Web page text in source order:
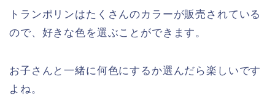
トランポリンはたくさんのカラーが販売されている
ので、好きな色を選ぶことができます。
お子さんと一緒に何色にするか選んだら楽しいです
よね。